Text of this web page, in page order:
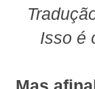
Isso é